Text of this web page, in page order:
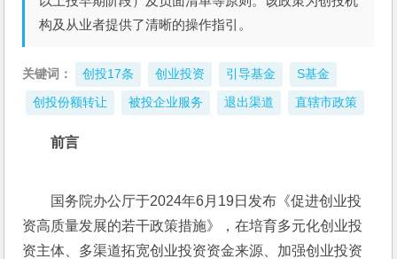
构及从业者提供了清晰的操作指引。
关键词： 创投17条 创业投资 引导基金 S基金
创投份额转让 被投企业服务 退出渠道 直辖市政策
前言
国务院办公厅于2024年6月19日发布《促进创业投
资高质量发展的若干政策措施》，在培育多元化创业投
资主体、多渠道拓宽创业投资资金来源、加强创业投资